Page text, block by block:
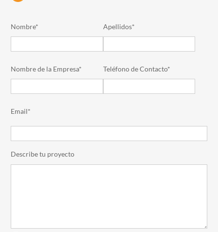
Nombre* Apellidos*
Nombre de la Empresa* Teléfono de Contacto*
Email*
Describe tu proyecto